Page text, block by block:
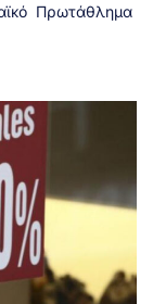
Πρωτάθλημα